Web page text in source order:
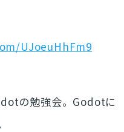
UJoeuHhFm9
の勉強会。Godotに